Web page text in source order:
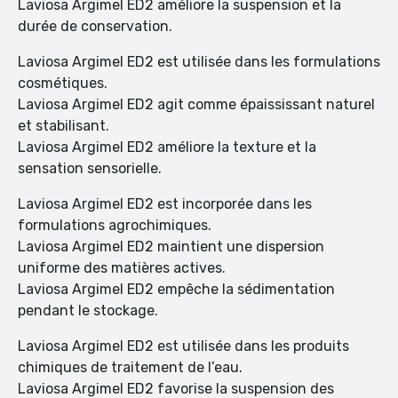
Laviosa Argimel ED2 améliore la suspension et la
durée de conservation.
Laviosa Argimel ED2 est utilisée dans les formulations
cosmétiques.
Laviosa Argimel ED2 agit comme épaississant naturel
et stabilisant.
Laviosa Argimel ED2 améliore la texture et la
sensation sensorielle.
Laviosa Argimel ED2 est incorporée dans les
formulations agrochimiques.
Laviosa Argimel ED2 maintient une dispersion
uniforme des matières actives.
Laviosa Argimel ED2 empêche la sédimentation
pendant le stockage.
Laviosa Argimel ED2 est utilisée dans les produits
chimiques de traitement de l’eau.
Laviosa Argimel ED2 favorise la suspension des